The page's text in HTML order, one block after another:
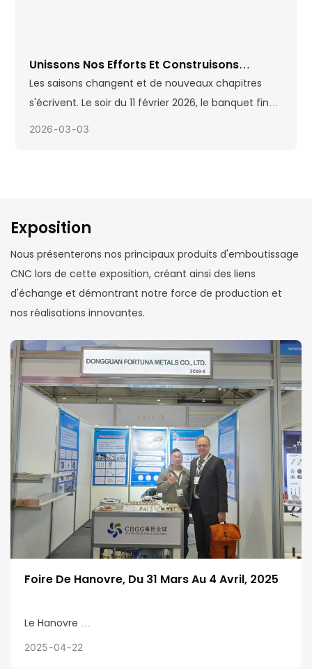
Unissons Nos Efforts Et Construisons
Ensemble L'avenir ! Le Dîner Annuel De
Fortuna 2025 S'est Achevé Sur Une Note
Positive.
Les saisons changent et de nouveaux chapitres
s'écrivent. Le soir du 11 février 2026, le banquet final
de fin d'année de Fortuna a officiellement débuté.
2026 03 03
Exposition
Nous présenterons nos principaux produits d'emboutissage
CNC lors de cette exposition, créant ainsi des liens
d'échange et démontrant notre force de production et
nos réalisations innovantes.
Foire De Hanovre, Du 31 Mars Au 4 Avril, 2025
Le Hanovre
2025 04 22